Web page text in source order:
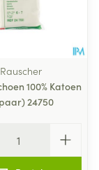
100% Katoen
24750